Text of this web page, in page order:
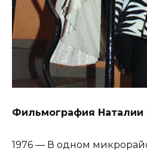
Фильмография Наталии
1976 — В одном